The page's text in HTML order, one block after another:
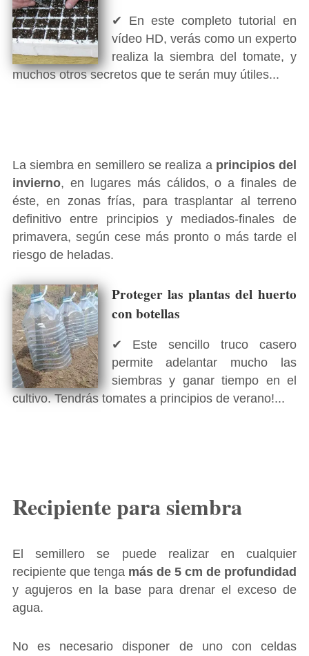
✔ En este completo tutorial en
vídeo HD, verás como un experto
realiza la siembra del tomate, y
muchos otros secretos que te serán muy útiles...
La siembra en semillero se realiza a principios del
invierno, en lugares más cálidos, o a finales de
éste, en zonas frías, para trasplantar al terreno
definitivo entre principios y mediados-finales de
primavera, según cese más pronto o más tarde el
riesgo de heladas.
Proteger las plantas del huerto
con botellas
✔ Este sencillo truco casero
permite adelantar mucho las
siembras y ganar tiempo en el
cultivo. Tendrás tomates a principios de verano!...
Recipiente para siembra
El semillero se puede realizar en cualquier
recipiente que tenga más de 5 cm de profundidad
y agujeros en la base para drenar el exceso de
agua.
No es necesario disponer de uno con celdas